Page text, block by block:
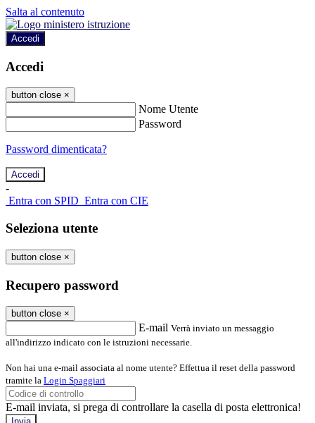
Salta al contenuto
Accedi
Accedi
button close ×
Nome Utente
Password
Password dimenticata?
-
Entra con SPID Entra con CIE
Seleziona utente
button close ×
Recupero password
button close ×
E-mail Verrà inviato un messaggio
all'indirizzo indicato con le istruzioni necessarie.
Non hai una e-mail associata al nome utente? Effettua il reset della password
tramite la Login Spaggiari
E-mail inviata, si prega di controllare la casella di posta elettronica!